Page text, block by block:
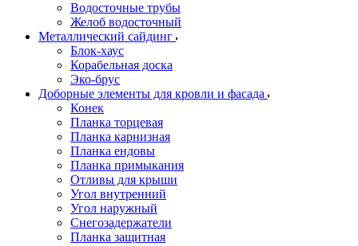
Водосточные трубы
Желоб водосточный
Металлический сайдинг
Блок-хаус
Корабельная доска
Эко-брус
Доборные элементы для кровли и фасада
Конек
Планка торцевая
Планка карнизная
Планка ендовы
Планка примыкания
Отливы для крыши
Угол внутренний
Угол наружный
Снегозадержатели
Планка защитная